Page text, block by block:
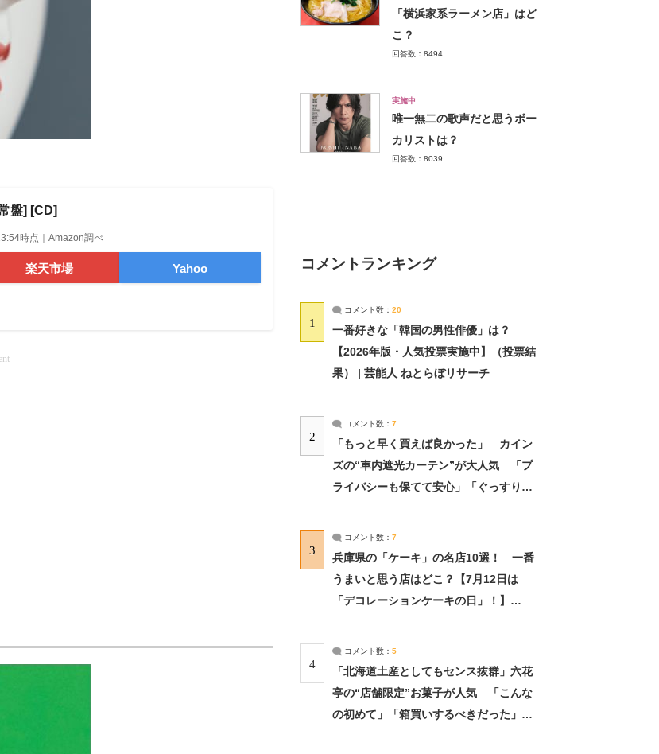
盤] [CD]
時点｜Amazon調べ
楽天市場 Yahoo
「横浜家系ラーメン店」はど
こ？
回答数：8494
実施中
唯一無二の歌声だと思うボー
カリストは？
回答数：8039
コメントランキング
1
コメント数： 20
一番好きな「韓国の男性俳優」は？
【2026年版・人気投票実施中】（投票結
果） | 芸能人 ねとらぼリサーチ
2
コメント数： 7
「もっと早く買えば良かった」 カイン
ズの“車内遮光カーテン”が大人気 「プ
ライバシーも保てて安心」「ぐっすり眠
3
コメント数： 7
兵庫県の「ケーキ」の名店10選！ 一番
うまいと思う店はどこ？【7月12日は
「デコレーションケーキの日」！】
4
コメント数： 5
「北海道土産としてもセンス抜群」六花
亭の“店舗限定”お菓子が人気 「こんな
の初めて」「箱買いするべきだった」